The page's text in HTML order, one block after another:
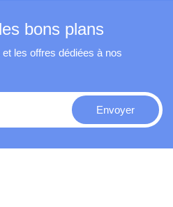
bons plans
et les offres dédiées à nos